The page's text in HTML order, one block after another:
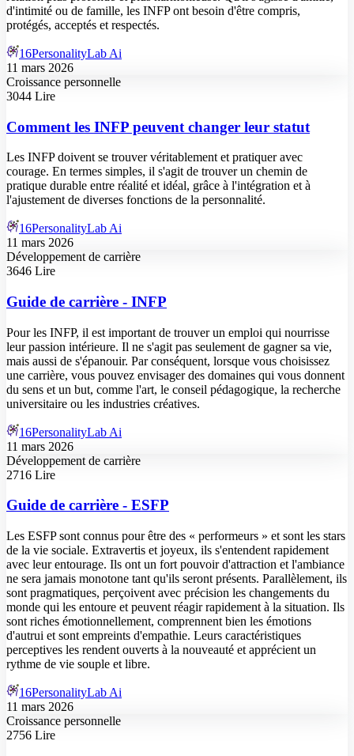
d'intimité ou de famille, les INFP ont besoin d'être compris,
protégés, acceptés et respectés.
16PersonalityLab Ai
11 mars 2026
Croissance personnelle
3044 Lire
Comment les INFP peuvent changer leur statut
Les INFP doivent se trouver véritablement et pratiquer avec
courage. En termes simples, il s'agit de trouver un chemin de
pratique durable entre réalité et idéal, grâce à l'intégration et à
l'ajustement de diverses fonctions de la personnalité.
16PersonalityLab Ai
11 mars 2026
Développement de carrière
3646 Lire
Guide de carrière - INFP
Pour les INFP, il est important de trouver un emploi qui nourrisse
leur passion intérieure. Il ne s'agit pas seulement de gagner sa vie,
mais aussi de s'épanouir. Par conséquent, lorsque vous choisissez
une carrière, vous pouvez envisager des domaines qui vous donnent
du sens et un but, comme l'art, le conseil pédagogique, la recherche
universitaire ou les industries créatives.
16PersonalityLab Ai
11 mars 2026
Développement de carrière
2716 Lire
Guide de carrière - ESFP
Les ESFP sont connus pour être des « performeurs » et sont les stars
de la vie sociale. Extravertis et joyeux, ils s'entendent rapidement
avec leur entourage. Ils ont un fort pouvoir d'attraction et l'ambiance
ne sera jamais monotone tant qu'ils seront présents. Parallèlement, ils
sont pragmatiques, perçoivent avec précision les changements du
monde qui les entoure et peuvent réagir rapidement à la situation. Ils
sont riches émotionnellement, comprennent bien les émotions
d'autrui et sont empreints d'empathie. Leurs caractéristiques
perceptives les rendent ouverts à la nouveauté et apprécient un
rythme de vie souple et libre.
16PersonalityLab Ai
11 mars 2026
Croissance personnelle
2756 Lire